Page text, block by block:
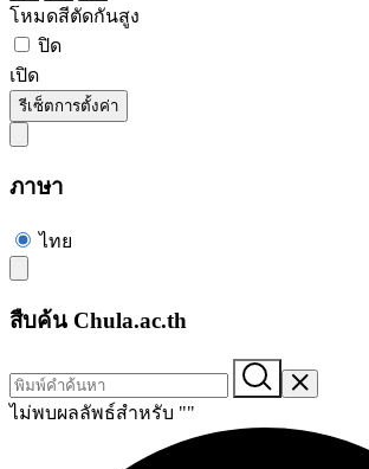
โหมดสีตัดกันสูง
ปิด
เปิด
รีเซ็ตการตั้งค่า
ภาษา
ไทย
สืบค้น Chula.ac.th
ไม่พบผลลัพธ์สำหรับ ""